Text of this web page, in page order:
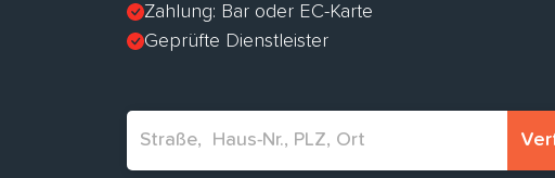
Zahlung: Bar oder EC-Karte
Geprüfte Dienstleister